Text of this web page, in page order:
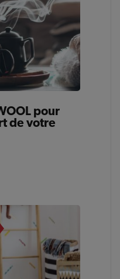
pour
de votre